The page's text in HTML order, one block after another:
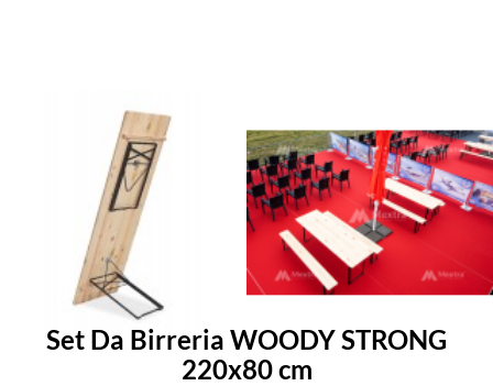
Set Da Birreria WOODY STRONG
220x80 cm